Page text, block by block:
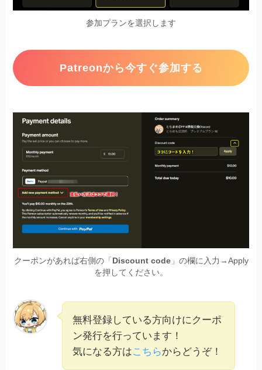
参加プランを選択します
Patreonから今すぐ参加する
クーポンがあれば右側の「 Discount code」の欄に入力→Apply
を押してください。
無料登録している方向けにクーポ
ン発行を行っています！
気になる方はこちらからどうぞ！